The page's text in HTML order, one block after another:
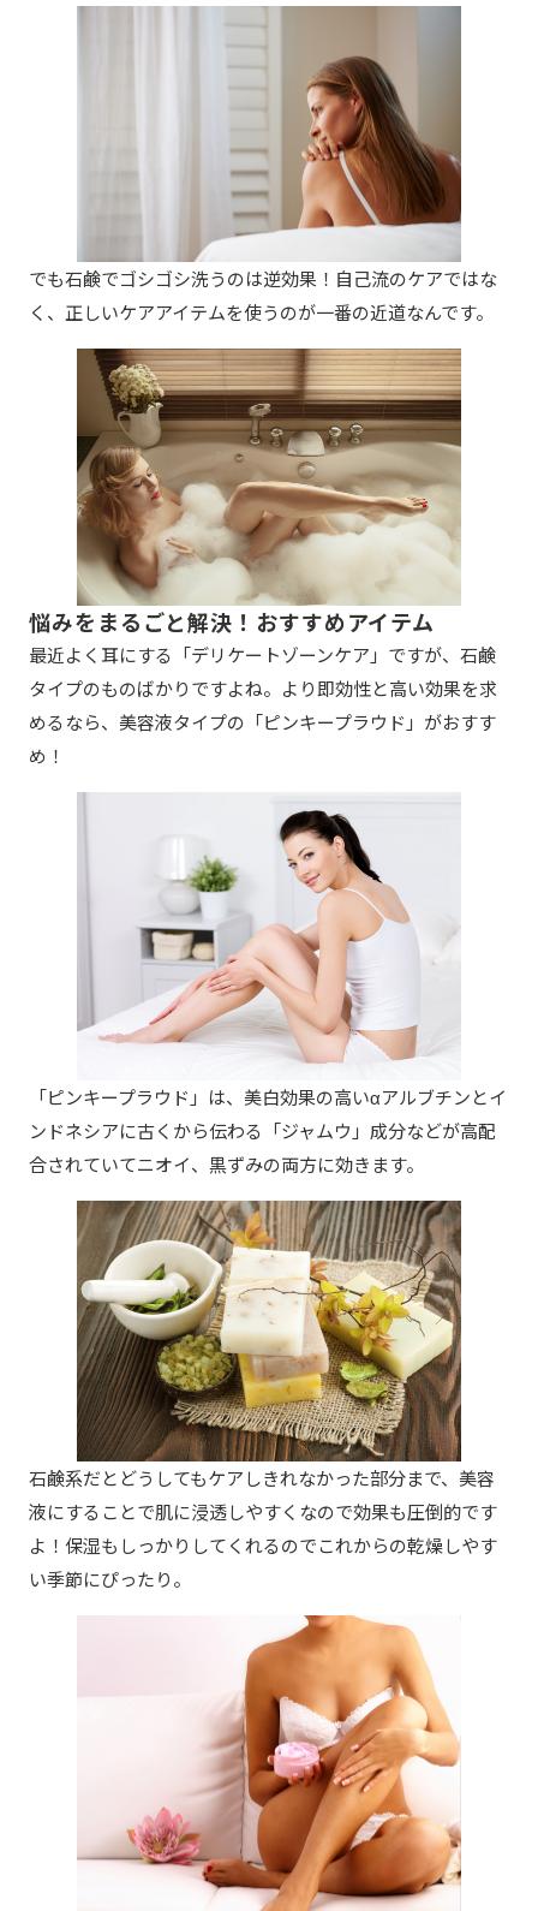
でも石鹸でゴシゴシ洗うのは逆効果！自己流のケアではな
く、正しいケアアイテムを使うのが一番の近道なんです。
悩みをまるごと解決！おすすめアイテム
最近よく耳にする「デリケートゾーンケア」ですが、石鹸
タイプのものばかりですよね。より即効性と高い効果を求
めるなら、美容液タイプの「ピンキープラウド」がおすす
め！
「ピンキープラウド」は、美白効果の高いαアルブチンとイ
ンドネシアに古くから伝わる「ジャムウ」成分などが高配
合されていてニオイ、黒ずみの両方に効きます。
石鹸系だとどうしてもケアしきれなかった部分まで、美容
液にすることで肌に浸透しやすくなので効果も圧倒的です
よ！保湿もしっかりしてくれるのでこれからの乾燥しやす
い季節にぴったり。